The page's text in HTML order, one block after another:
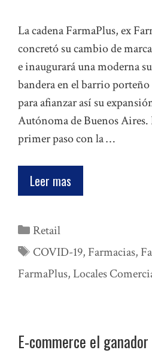
La cadena FarmaPlus, ex
concretó su cambio de
e inaugurará una moderna
bandera en el barrio
para afianzar así su
Autónoma de Buenos Aires.
primer paso con la …
Leer mas
Categorías
Retail
Etiquetas
COVID-19, Farmacias,
FarmaPlus,Locales
E-commerce el